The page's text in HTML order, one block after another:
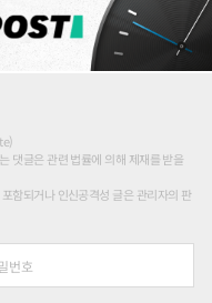
댓글은 관련 법률에 의해 제재를 받을
함되거나 인신공격성 글은 관리자의 판